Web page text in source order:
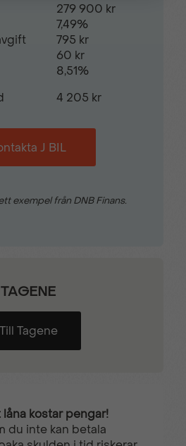
279 900 kr
7,49%
795 kr
60 kr
8,51%
4 205 kr
J BIL
exempel från DNB Finans.
TAGENE
Till Tagene
låna kostar pengar!
du inte kan betala